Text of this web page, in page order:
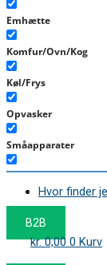
Emhætte
Komfur/Ovn/Kog
Køl/Frys
Opvasker
Småapparater
Støvsuger
Tørretumbler
Tilbehør/Plejemidler
Hvor finder
B2B
kr.0,00 0 Kurv